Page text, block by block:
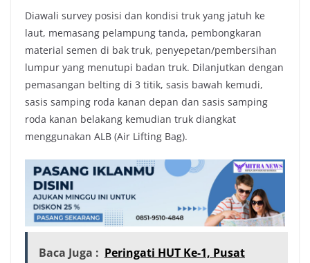
Diawali survey posisi dan kondisi truk yang jatuh ke
laut, memasang pelampung tanda, pembongkaran
material semen di bak truk, penyepetan/pembersihan
lumpur yang menutupi badan truk. Dilanjutkan dengan
pemasangan belting di 3 titik, sasis bawah kemudi,
sasis samping roda kanan depan dan sasis samping
roda kanan belakang kemudian truk diangkat
menggunakan ALB (Air Lifting Bag).
Baca Juga : Peringati HUT Ke-1, Pusat